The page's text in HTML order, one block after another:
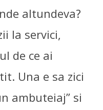
altundeva?
la servici,
de ce ai
Una e sa zici
ambuteiaj” si